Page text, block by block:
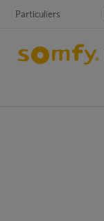
Particuliers